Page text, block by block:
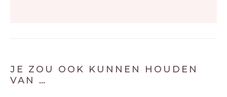
JE ZOU OOK KUNNEN HOUDEN
VAN …